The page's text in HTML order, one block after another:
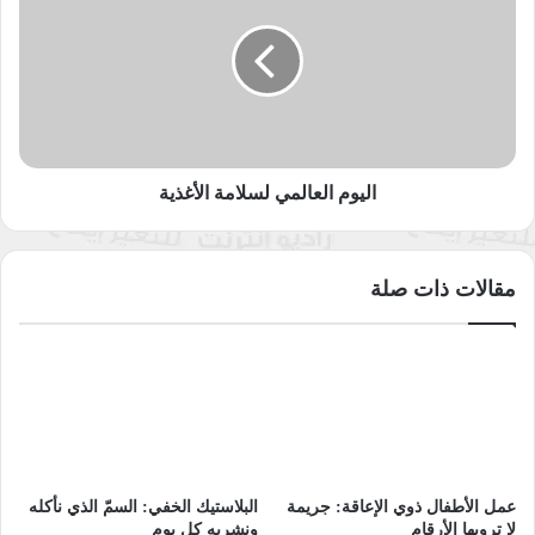
تم “تطهيرها” من تنظيم “داعش” شمالي البلاد جاء ذلك في بيان
أصدره العميد يحيى رسول المتحدث باسم القائد العام للقوات
-نسبت قناة الجزيرة التلفزيونية القطرية في حسابها على تويتر إلى
وزير خارجية قطر الشيخ محمد بن عبد الرحمن آل ثاني قوله يوم
اليوم العالمي لسلامة الأغذية
مقالات ذات صلة
عمل الأطفال ذوي الإعاقة: جريمة
لا ترويها الأرقام
البلاستيك الخفي: السمّ الذي نأكله
ونشربه كل يوم